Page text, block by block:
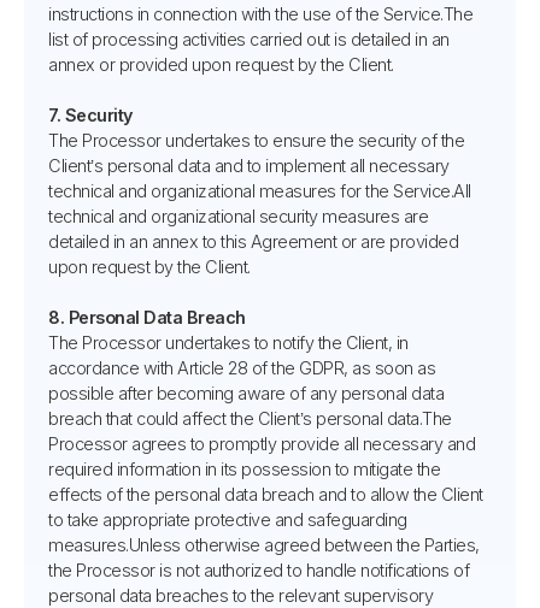
instructions in connection with the use of the Service.The
list of processing activities carried out is detailed in an
annex or provided upon request by the Client.
7. Security
The Processor undertakes to ensure the security of the
Client’s personal data and to implement all necessary
technical and organizational measures for the Service.All
technical and organizational security measures are
detailed in an annex to this Agreement or are provided
upon request by the Client.
8. Personal Data Breach
The Processor undertakes to notify the Client, in
accordance with Article 28 of the GDPR, as soon as
possible after becoming aware of any personal data
breach that could affect the Client’s personal data.The
Processor agrees to promptly provide all necessary and
required information in its possession to mitigate the
effects of the personal data breach and to allow the Client
to take appropriate protective and safeguarding
measures.Unless otherwise agreed between the Parties,
the Processor is not authorized to handle notifications of
personal data breaches to the relevant supervisory